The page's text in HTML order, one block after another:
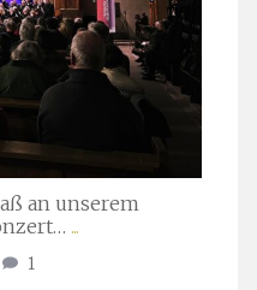
an unserem
...
1